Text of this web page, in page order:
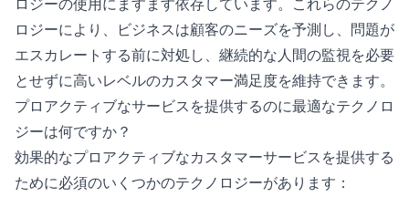
ロジーにより、ビジネスは顧客のニーズを予測し、問題が
エスカレートする前に対処し、継続的な人間の監視を必要
とせずに高いレベルのカスタマー満足度を維持できます。
プロアクティブなサービスを提供するのに最適なテクノロ
ジーは何ですか？
効果的なプロアクティブなカスタマーサービスを提供する
ために必須のいくつかのテクノロジーがあります：